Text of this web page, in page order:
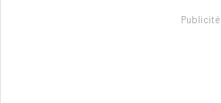
Publicité